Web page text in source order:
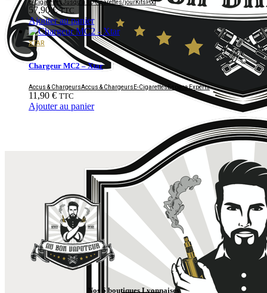
E-CigarettesJusqu'à 10 cigarettes/jourKitsPod
57,90€ TTC
Ajouter au panier
XTAR
Chargeur MC2 – Xtar
Accus & ChargeursAccus & Chargeurs E-CigarettesEspace Experts
11,90 € TTC
Ajouter au panier
Nos 6 boutiques Lyonnaises